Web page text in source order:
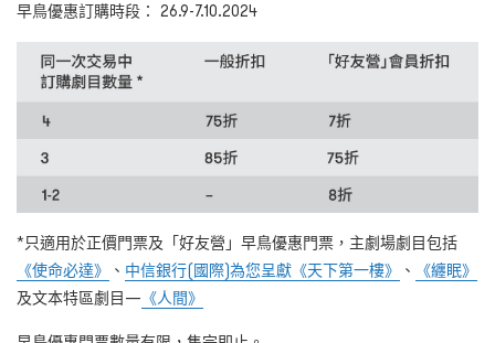
早鳥優惠訂購時段： 26.9-7.10.2024
*只適用於正價門票及「好友營」早鳥優惠門票，主劇場劇目包括
《使命必達》
、 中信銀行(國際)為您呈獻《天下第一樓》 、
《纏眠》
及文本特區劇目— 《人間》